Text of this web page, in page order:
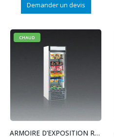
Demander un devis
CHAUD
ARMOIRE D’EXPOSITION REFRICONGELATION – 500L